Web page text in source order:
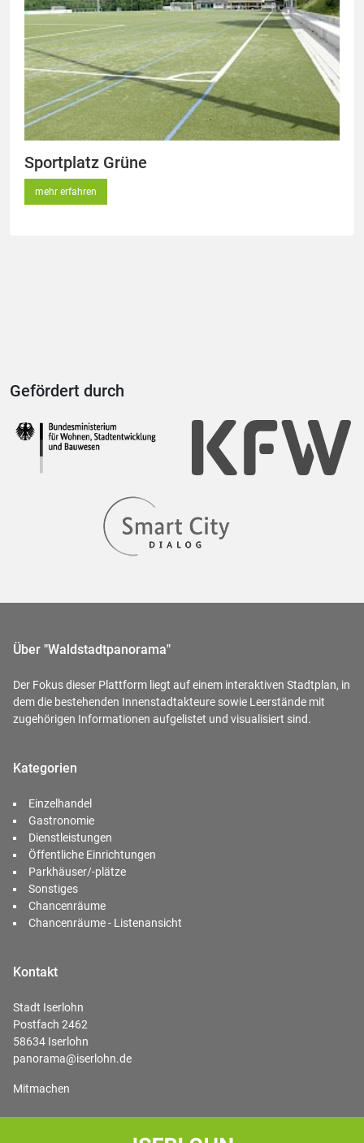
Sportplatz Grüne
mehr erfahren
Gefördert durch
Über "Waldstadtpanorama"
Der Fokus dieser Plattform liegt auf einem interaktiven Stadtplan, in
dem die bestehenden Innenstadtakteure sowie Leerstände mit
zugehörigen Informationen aufgelistet und visualisiert sind.
Kategorien
Einzelhandel
Gastronomie
Dienstleistungen
Öffentliche Einrichtungen
Parkhäuser/-plätze
Sonstiges
Chancenräume
Chancenräume - Listenansicht
Kontakt
Stadt Iserlohn
Postfach 2462
58634 Iserlohn
panorama@iserlohn.de
Mitmachen